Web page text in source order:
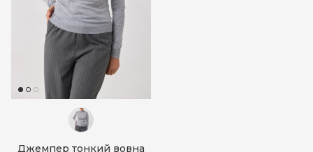
Джемпер тонкий вовна